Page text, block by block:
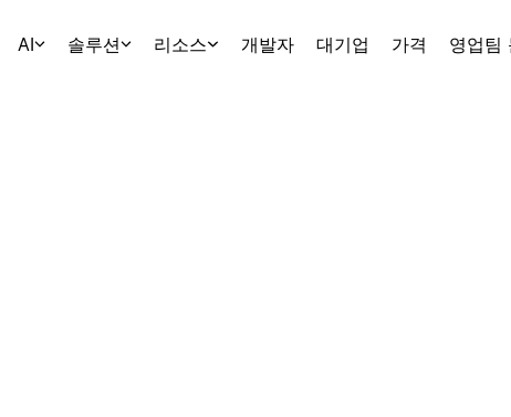
AI 솔루션 리소스 개발자 대기업 가격 영업팀